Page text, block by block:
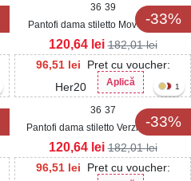
-33%
36 39
Pantofi dama stiletto Mov din Piele
Ecologica Intoarsa Emelly
96,51 lei
Pret cu voucher:
Her20
Aplică
120,64 lei 182,01lei
-33%
1
36 37
Pantofi dama stiletto Verzi din Piele
Ecologica Intoarsa Emelly
96,51 lei
Pret cu voucher:
120,64 lei 182,01lei